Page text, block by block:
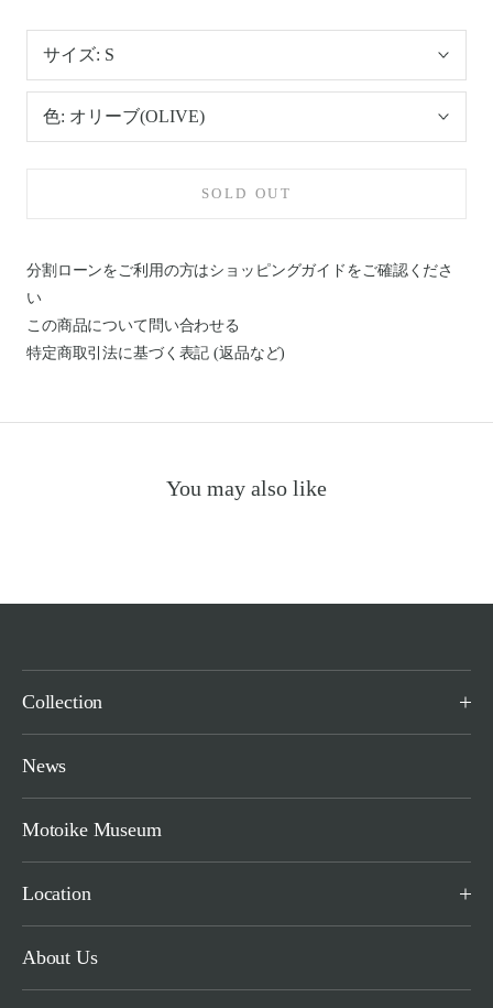
サイズ: S
色: オリーブ(OLIVE)
SOLD OUT
分割ローンをご利用の方はショッピングガイドをご確認くださ
い
この商品について問い合わせる
特定商取引法に基づく表記 (返品など)
You may also like
Collection
News
Motoike Museum
Location
About Us